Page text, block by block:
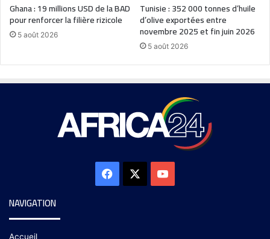
Ghana : 19 millions USD de la BAD
pour renforcer la filière rizicole
5 août 2026
Tunisie : 352 000 tonnes d’huile
d’olive exportées entre
novembre 2025 et fin juin 2026
5 août 2026
NAVIGATION
Accueil